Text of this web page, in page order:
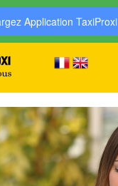
Application TaxiProxi